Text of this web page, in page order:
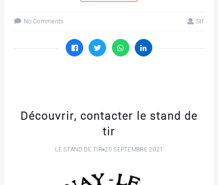
No Comments Stf
Découvrir, contacter le stand de
tir
LE STAND DE TIR 20 SEPTEMBRE 2021